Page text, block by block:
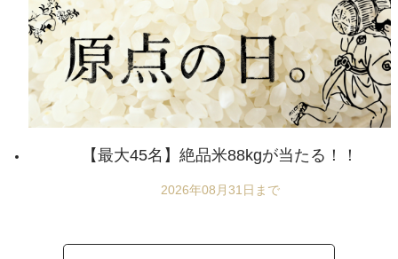
【最大45名】絶品米88kgが当たる！！
2026年08月31日まで